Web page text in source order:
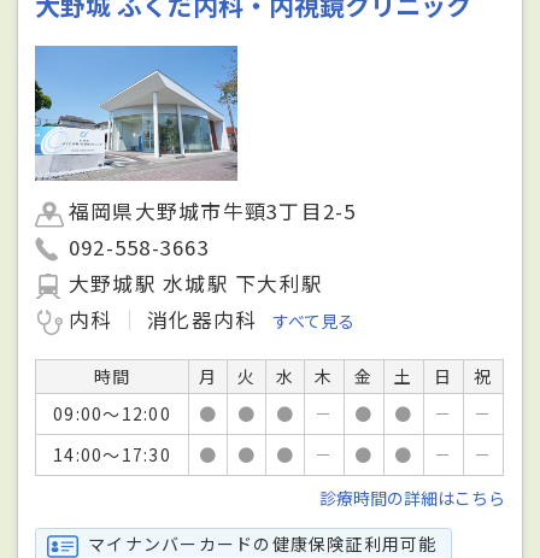
福岡県大野城市牛頸3丁目2-5
092-558-3663
大野城駅 水城駅 下大利駅
内科
消化器内科 すべて見る
時間 月 火 水 木 金 土 日
祝
09:00～12:00
● ● ● － ● ● －
－
14:00～17:30
● ● ● － ● ● －
－
診療時間の詳細はこちら
マイナンバーカードの健康保険証利用可能